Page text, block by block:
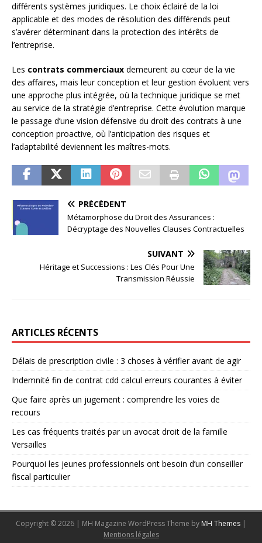
différents systèmes juridiques. Le choix éclairé de la loi
applicable et des modes de résolution des différends peut
s’avérer déterminant dans la protection des intérêts de
l’entreprise.
Les contrats commerciaux demeurent au cœur de la vie
des affaires, mais leur conception et leur gestion évoluent vers
une approche plus intégrée, où la technique juridique se met
au service de la stratégie d’entreprise. Cette évolution marque
le passage d’une vision défensive du droit des contrats à une
conception proactive, où l’anticipation des risques et
l’adaptabilité deviennent les maîtres-mots.
PRÉCÉDENT
Métamorphose du Droit des Assurances :
Décryptage des Nouvelles Clauses Contractuelles
SUIVANT
Héritage et Successions : Les Clés Pour Une
Transmission Réussie
ARTICLES RÉCENTS
Délais de prescription civile : 3 choses à vérifier avant de agir
Indemnité fin de contrat cdd calcul erreurs courantes à éviter
Que faire après un jugement : comprendre les voies de
recours
Les cas fréquents traités par un avocat droit de la famille
Versailles
Pourquoi les jeunes professionnels ont besoin d’un conseiller
fiscal particulier
Copyright © 2026 | MH Magazine WordPress Theme by MH Themes |
Mentions légales